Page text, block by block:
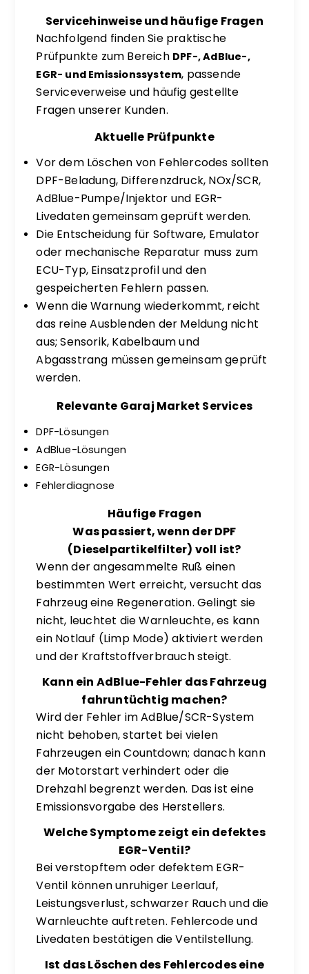
Servicehinweise und häufige Fragen
Nachfolgend finden Sie praktische
Prüfpunkte zum Bereich DPF-, AdBlue-,
EGR- und Emissionssystem, passende
Serviceverweise und häufig gestellte
Fragen unserer Kunden.
Aktuelle Prüfpunkte
Vor dem Löschen von Fehlercodes sollten
DPF-Beladung, Differenzdruck, NOx/SCR,
AdBlue-Pumpe/Injektor und EGR-
Livedaten gemeinsam geprüft werden.
Die Entscheidung für Software, Emulator
oder mechanische Reparatur muss zum
ECU-Typ, Einsatzprofil und den
gespeicherten Fehlern passen.
Wenn die Warnung wiederkommt, reicht
das reine Ausblenden der Meldung nicht
aus; Sensorik, Kabelbaum und
Abgasstrang müssen gemeinsam geprüft
werden.
Relevante Garaj Market Services
DPF-Lösungen
AdBlue-Lösungen
EGR-Lösungen
Fehlerdiagnose
Häufige Fragen
Was passiert, wenn der DPF
(Dieselpartikelfilter) voll ist?
Wenn der angesammelte Ruß einen
bestimmten Wert erreicht, versucht das
Fahrzeug eine Regeneration. Gelingt sie
nicht, leuchtet die Warnleuchte, es kann
ein Notlauf (Limp Mode) aktiviert werden
und der Kraftstoffverbrauch steigt.
Kann ein AdBlue-Fehler das Fahrzeug
fahruntüchtig machen?
Wird der Fehler im AdBlue/SCR-System
nicht behoben, startet bei vielen
Fahrzeugen ein Countdown; danach kann
der Motorstart verhindert oder die
Drehzahl begrenzt werden. Das ist eine
Emissionsvorgabe des Herstellers.
Welche Symptome zeigt ein defektes
EGR-Ventil?
Bei verstopftem oder defektem EGR-
Ventil können unruhiger Leerlauf,
Leistungsverlust, schwarzer Rauch und die
Warnleuchte auftreten. Fehlercode und
Livedaten bestätigen die Ventilstellung.
Ist das Löschen des Fehlercodes eine